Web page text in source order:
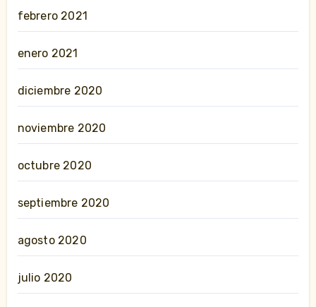
febrero 2021
enero 2021
diciembre 2020
noviembre 2020
octubre 2020
septiembre 2020
agosto 2020
julio 2020